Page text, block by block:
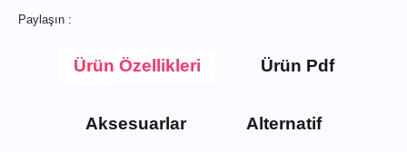
Paylaşın :
Ürün Özellikleri Ürün Pdf
Aksesuarlar Alternatif